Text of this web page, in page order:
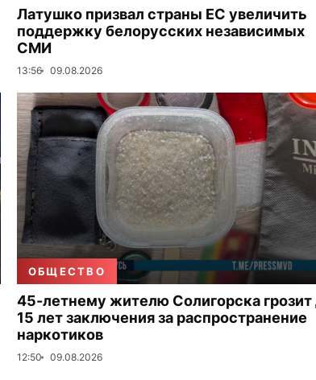
Латушко призвал страны ЕС увеличить
поддержку белорусских независимых
СМИ
13:56 09.08.2026
ОБЩЕСТВО
45-летнему жителю Солигорска грозит
15 лет заключения за распространение
наркотиков
12:50 09.08.2026